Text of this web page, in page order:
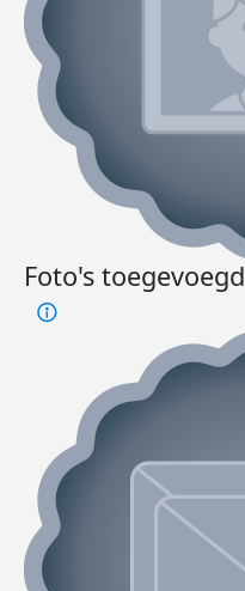
Foto's toegevoegd